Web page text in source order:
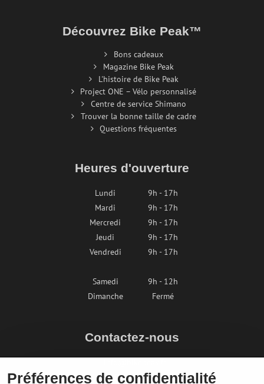
Découvrez Bike Peak™
Bons cadeaux
Magazine Bike Peak
L'histoire de Bike Peak
Project ONE – Vélo personnalisé
Centre de service Shimano
Trouver la bonne taille de cadre
Questions fréquentes
Heures d'ouverture
Lundi
9h - 17h
Mardi
9h - 17h
Mercredi
9h - 17h
Jeudi
9h - 17h
Vendredi
9h - 17h
Samedi
9h - 12h
Dimanche
Fermé
Contactez-nous
+436764858804
Préférences de confidentialité